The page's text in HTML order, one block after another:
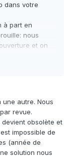
dans votre
à part en
nous
et on
autre. Nous
revue.
obsolète et
impossible de
(année de
solution nous